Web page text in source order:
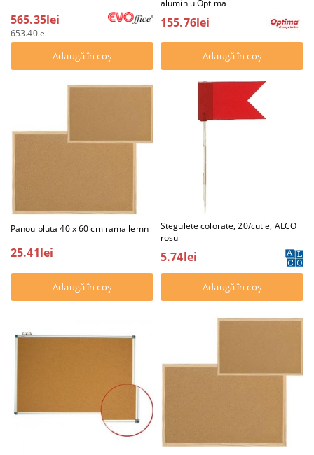
565.35lei
653.40lei
aluminiu Optima
155.76lei
Panou pluta 40 x 60 cm rama lemn
25.41lei
Stegulete colorate, 20/cutie, ALCO
rosu
5.74lei